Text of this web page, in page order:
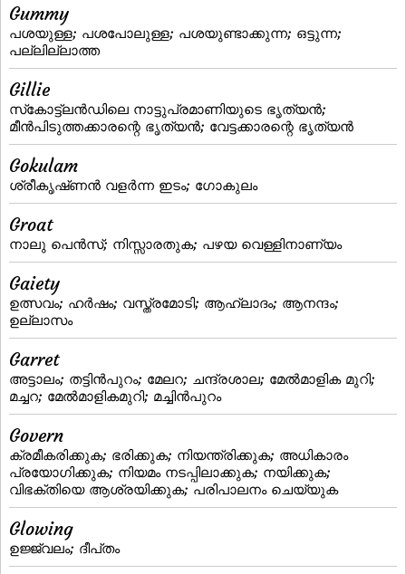
Gummy
പശയുള്ള; പശപോലുള്ള; പശയുണ്ടാക്കുന്ന; ഒട്ടുന്ന;
പല്ലില്ലാത്ത
Gillie
സ്‌കോട്ട്‌ലന്‍ഡിലെ നാട്ടുപ്രമാണിയുടെ ഭൃത്യന്‍;
മീന്‍പിടുത്തക്കാരന്റെ ഭൃത്യന്‍; വേട്ടക്കാരന്റെ ഭൃത്യന്‍
Gokulam
ശ്രീകൃഷ്‌ണന്‍ വളര്‍ന്ന ഇടം; ഗോകുലം
Groat
നാലു പെന്‍സ്‌; നിസ്സാരതുക; പഴയ വെള്ളിനാണ്യം
Gaiety
ഉത്സവം; ഹര്‍ഷം; വസ്ത്രമോടി; ആഹ്ലാദം; ആനന്ദം;
ഉല്ലാസം
Garret
അട്ടാലം; തട്ടിന്‍പുറം; മേലറ; ചന്ദ്രശാല; മേല്‍മാളിക മുറി;
മച്ചറ; മേല്‍മാളികമുറി; മച്ചിന്‍പുറം
Govern
ക്രമീകരിക്കുക; ഭരിക്കുക; നിയന്ത്രിക്കുക; അധികാരം
പ്രയോഗിക്കുക; നിയമം നടപ്പിലാക്കുക; നയിക്കുക;
വിഭക്തിയെ ആശ്രയിക്കുക; പരിപാലനം ചെയ്യുക
Glowing
ഉജ്ജ്വലം; ദീപ്‌തം